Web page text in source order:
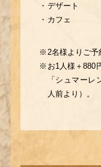
デザート
カフェ
2名様よりご予
お1人様＋880
「シュマーレ
人前より）。